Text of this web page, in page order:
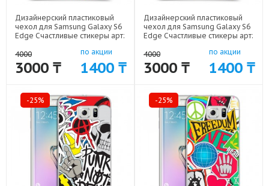
Дизайнерский пластиковый
чехол для Samsung Galaxy S6
Edge Счастливые стикеры арт:
4000
3000 ₸
по акции
1400 ₸
Дизайнерский пластиковый
чехол для Samsung Galaxy S6
Edge Счастливые стикеры арт:
4000
3000 ₸
по акции
1400 ₸
-25% -25%